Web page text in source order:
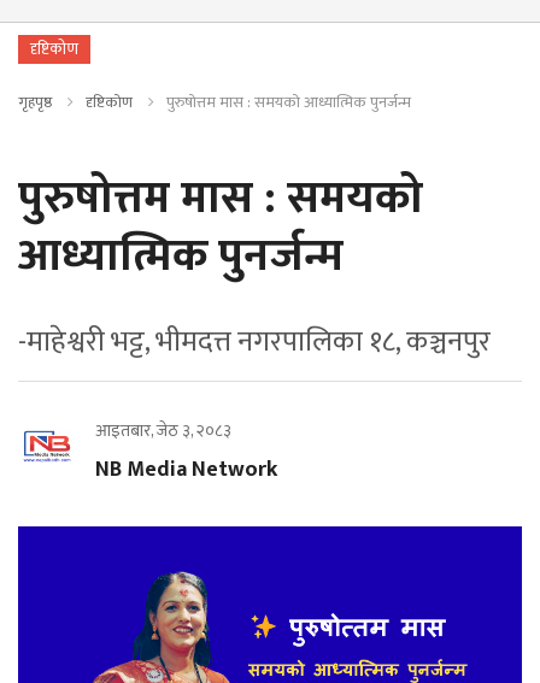
दृष्टिकोण
गृहपृष्ठ दृष्टिकोण पुरुषोत्तम मास : समयको आध्यात्मिक पुनर्जन्म
पुरुषोत्तम मास : समयको
आध्यात्मिक पुनर्जन्म
-माहेश्वरी भट्ट, भीमदत्त नगरपालिका १८, कञ्चनपुर
आइतबार, जेठ ३, २०८३
NB Media Network